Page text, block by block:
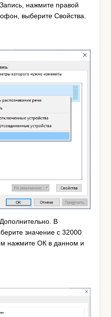
нажмите правой
выберите Свойства.
В
значение с 32000
нажмите ОК в данном и